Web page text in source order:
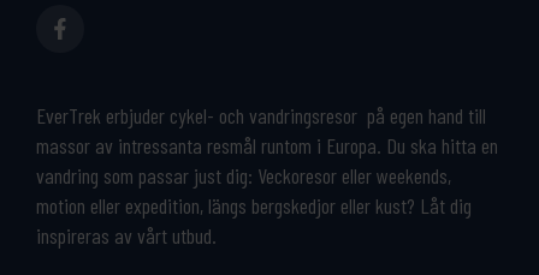
EverTrek erbjuder cykel- och vandringsresor på egen hand till
massor av intressanta resmål runtom i Europa. Du ska hitta en
vandring som passar just dig: Veckoresor eller weekends,
motion eller expedition, längs bergskedjor eller kust? Låt dig
inspireras av vårt utbud.